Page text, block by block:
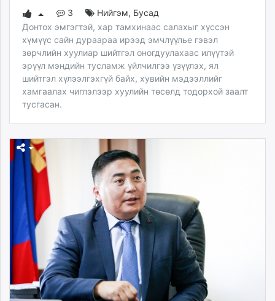
3 Нийгэм, Бусад
Донтох эмгэгтэй, хар тамхинаас салахыг хүссэн
хүмүүс сайн дураараа ирээд эмчлүүлье гэвэл
зөрчлийн хуулиар шийтгэл оногдуулахаас илүүтэй
эрүүл мэндийн тусламж үйлчилгээ үзүүлэх, ял
шийтгэл хүлээлгэхгүй байх, хувийн мэдээллийг
хамгаалах чиглэлээр хуулийн төсөлд тодорхой заалт
тусгасан.